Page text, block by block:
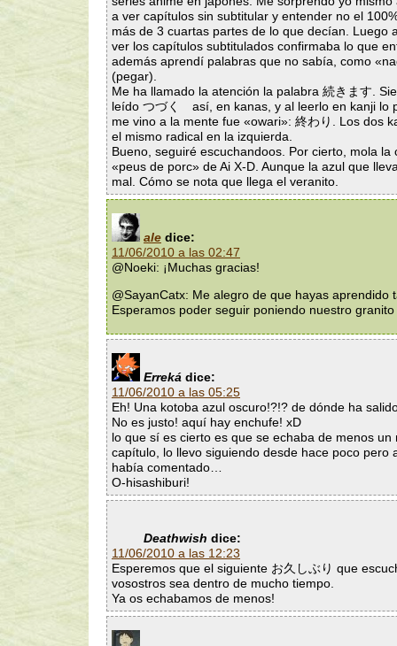
a ver capítulos sin subtitular y entender no el
más de 3 cuartas partes de lo que decían. Luego
ver los capítulos subtitulados confirmaba lo que
además aprendí palabras que no sabía, como
(pegar).
Me ha llamado la atención la palabra 続きます.
leído つづく así, en kanas, y al leerlo en kanji lo
me vino a la mente fue «owari»: 終わり. Los dos
el mismo radical en la izquierda.
Bueno, seguiré escuchandoos. Por cierto, mola la
«peus de porc» de Ai X-D. Aunque la azul que
mal. Cómo se nota que llega el veranito.
ale dice:
11/06/2010 a las 02:47
@Noeki: ¡Muchas gracias!
@SayanCatx: Me alegro de que hayas aprendido
Esperamos poder seguir poniendo nuestro
Erreká dice:
11/06/2010 a las 05:25
Eh! Una kotoba azul oscuro!?!? de dónde ha
No es justo! aquí hay enchufe! xD
lo que sí es cierto es que se echaba de menos un
capítulo, lo llevo siguiendo desde hace poco pero
había comentado…
O-hisashiburi!
Deathwish dice:
11/06/2010 a las 12:23
Esperemos que el siguiente お久しぶり que
vosostros sea dentro de mucho tiempo.
Ya os echabamos de menos!